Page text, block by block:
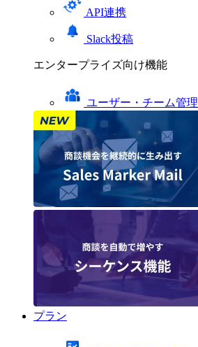
API連携
Slack投稿
エンタープライズ向け機能
ユーザー・チーム管理
プラン